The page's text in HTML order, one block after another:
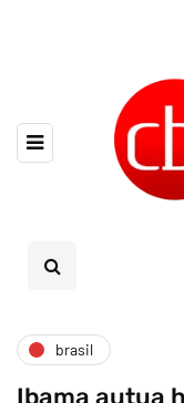
brasil
Ibama autua